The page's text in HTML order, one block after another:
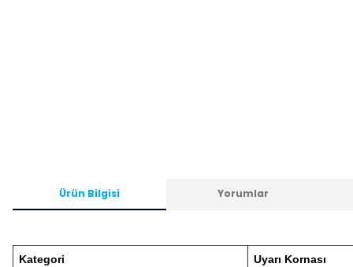
Ürün Bilgisi Yorumlar
Kategori Uyarı Kornası